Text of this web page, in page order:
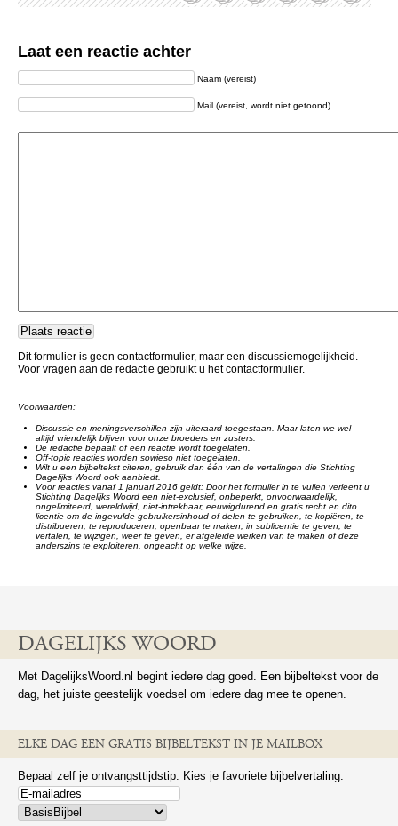
Laat een reactie achter
Naam (vereist)
Mail (vereist, wordt niet getoond)
Dit formulier is geen contactformulier, maar een discussiemogelijkheid.
Voor vragen aan de redactie gebruikt u het contactformulier.
Voorwaarden:
Discussie en meningsverschillen zijn uiteraard toegestaan. Maar laten we wel
altijd vriendelijk blijven voor onze broeders en zusters.
De redactie bepaalt of een reactie wordt toegelaten.
Off-topic reacties worden sowieso niet toegelaten.
Wilt u een bijbeltekst citeren, gebruik dan één van de vertalingen die Stichting
Dagelijks Woord ook aanbiedt.
Voor reacties vanaf 1 januari 2016 geldt: Door het formulier in te vullen verleent u
Stichting Dagelijks Woord een niet-exclusief, onbeperkt, onvoorwaardelijk,
ongelimiteerd, wereldwijd, niet-intrekbaar, eeuwigdurend en gratis recht en dito
licentie om de ingevulde gebruikersinhoud of delen te gebruiken, te kopiëren, te
distribueren, te reproduceren, openbaar te maken, in sublicentie te geven, te
vertalen, te wijzigen, weer te geven, er afgeleide werken van te maken of deze
anderszins te exploiteren, ongeacht op welke wijze.
DAGELIJKS WOORD
Met DagelijksWoord.nl begint iedere dag goed. Een bijbeltekst voor de
dag, het juiste geestelijk voedsel om iedere dag mee te openen.
ELKE DAG EEN GRATIS BIJBELTEKST IN JE MAILBOX
Bepaal zelf je ontvangsttijdstip. Kies je favoriete bijbelvertaling.